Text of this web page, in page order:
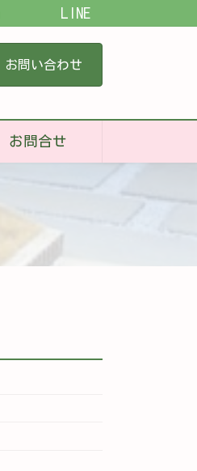
LINE
お問い合わせ
お問合せ